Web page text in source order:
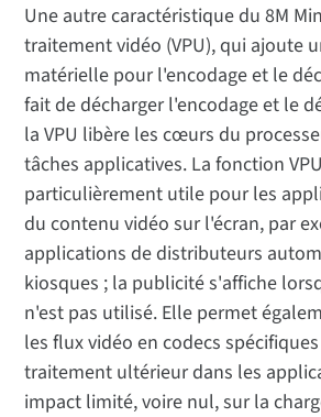
Une autre caractéristique du 8M
traitement vidéo (VPU), qui ajoute
matérielle pour l'encodage et le
fait de décharger l'encodage et le
la VPU libère les cœurs du
tâches applicatives. La fonction
particulièrement utile pour les
du contenu vidéo sur l'écran, par
applications de distributeurs
kiosques ; la publicité s'affiche
n'est pas utilisé. Elle permet
les flux vidéo en codecs
traitement ultérieur dans les
impact limité, voire nul, sur la